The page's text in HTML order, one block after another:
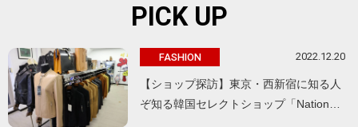
PICK UP
FASHION 2022.12.20
【ショップ探訪】東京・西新宿に知る人
ぞ知る韓国セレクトショップ「Nation…